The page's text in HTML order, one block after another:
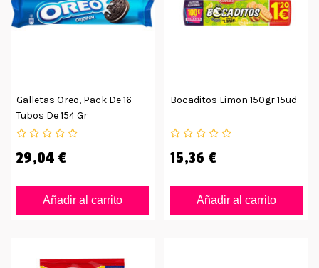
Galletas Oreo, Pack De 16
Tubos De 154 Gr
29,04 €
Añadir al carrito
Bocaditos Limon 150gr 15ud
15,36 €
Añadir al carrito